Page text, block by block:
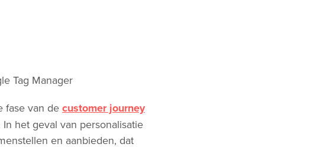
fase van de customer journey
het geval van personalisatie
en aanbieden, dat